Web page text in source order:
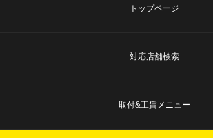
トップページ
対応店舗検索
取付&工賃メニュー